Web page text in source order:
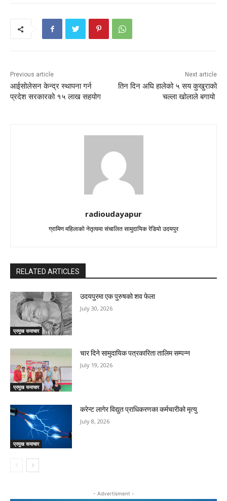
Previous article
आईसोलेसन केन्द्र स्थापना गर्न
प्रदेश सरकारको १५ लाख सहयोग
Next article
तिन दिन अघि हालेको ५ सय कुखुराको
चल्ला खोलाले बगायो
radioudayapur
ग्रामिण महिलाको नेतृत्वमा संचालित सामुदायिक रेडियो उदयपुर
RELATED ARTICLES
प्रमुख समाचार
उदयपुरमा एक पुरुषको शव फेला
July 30, 2026
प्रमुख समाचार
चार दिने सामुदायिक पत्रकारिता तालिम सम्पन्न
July 19, 2026
प्रमुख समाचार
करेन्ट लागेर विद्युत प्राधिकरणका कर्मचारीको मृत्यु
July 8, 2026
- Advertisment -